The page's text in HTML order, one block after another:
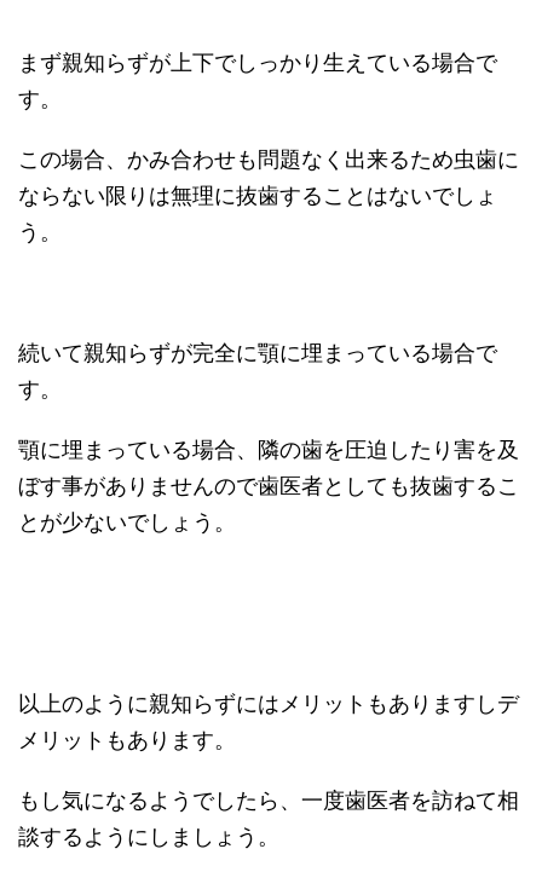
まず親知らずが上下でしっかり生えている場合で
す。
この場合、かみ合わせも問題なく出来るため虫歯に
ならない限りは無理に抜歯することはないでしょ
う。
続いて親知らずが完全に顎に埋まっている場合で
す。
顎に埋まっている場合、隣の歯を圧迫したり害を及
ぼす事がありませんので歯医者としても抜歯するこ
とが少ないでしょう。
以上のように親知らずにはメリットもありますしデ
メリットもあります。
もし気になるようでしたら、一度歯医者を訪ねて相
談するようにしましょう。